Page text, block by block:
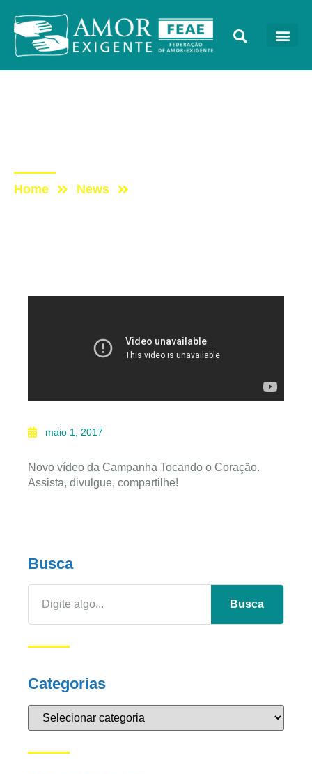
Home News
maio 1, 2017
Novo vídeo da Campanha Tocando o Coração.
Assista, divulgue, compartilhe!
Busca
Busca
Categorias